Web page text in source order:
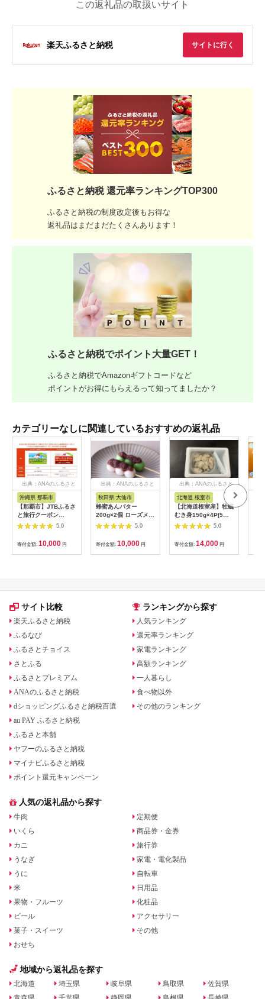
この返礼品の取扱いサイト
楽天ふるさと納税 サイトに行く
ふるさと納税 還元率ランキングTOP300
ふるさと納税の制度改定後もお得な
返礼品はまだまだたくさんあります！
ふるさと納税でポイント大量GET！
ふるさと納税でAmazonギフトコードなど
ポイントがお得にもらえるって知ってましたか？
カテゴリーなしに関連しているおすすめの返礼品
出典：ANAのふるさと
沖縄県 那覇市
【那覇市】JTBふるさ
と旅行クーポン
（3,000円分）有効期
間3年（Eメール発
行）｜旅行 トラベル
予約 国内旅行 JTB 宿
泊 観光 体験 旅行券
人気 おすすめ 旅行ク
ン ネット予約 電話 有
5.0
寄付金額: 10,000 円
出典：ANAのふるさと
秋田県 大仙市
蜂蜜あんバター
200g×2個 ローズメイ
[あんバター はちみ
つ 発酵バター あん
こ 水あめ不使用 秋
田県 大仙市]
5.0
寄付金額: 10,000 円
出典：ANAのふるさと
納税
北海道 根室市
【北海道根室産】牡蠣
むき身150g×4P[5月
下旬以降発送] A-
5.0
寄付金額: 14,000 円
サイト比較
楽天ふるさと納税
ふるなび
ふるさとチョイス
さとふる
ふるさとプレミアム
ANAのふるさと納税
dショッピングふるさと納税百選
au PAY ふるさと納税
ふるさと本舗
ヤフーのふるさと納税
マイナビふるさと納税
ポイント還元キャンペーン
ランキングから探す
人気ランキング
還元率ランキング
家電ランキング
高額ランキング
一人暮らし
食べ物以外
その他のランキング
人気の返礼品から探す
牛肉
いくら
カニ
うなぎ
うに
米
果物・フルーツ
ビール
菓子・スイーツ
おせち
定期便
商品券・金券
旅行券
家電・電化製品
自転車
日用品
化粧品
アクセサリー
その他
地域から返礼品を探す
北海道
埼玉県
岐阜県
鳥取県
佐賀県